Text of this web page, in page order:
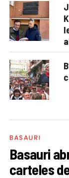
BASAURI
Basauri
carteles